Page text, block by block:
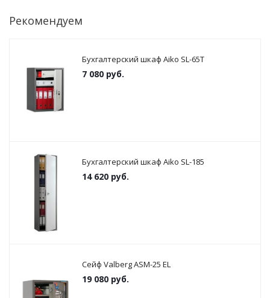
Рекомендуем
Бухгалтерский шкаф Aiko SL-65Т
7 080 руб.
Бухгалтерский шкаф Aiko SL-185
14 620 руб.
Сейф Valberg ASM-25 EL
19 080 руб.